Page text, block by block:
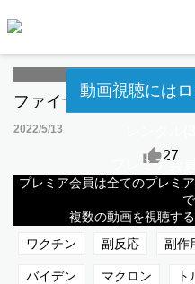
動画視聴には
プレミア会
プレミア会員は全てのプレミ
複数の動画を視聴す
ファイザー副社長逮捕
2022/5/13
27
ランディ・ジョンソン フ
ワクチン 副反応 副作
バイデン マクロン